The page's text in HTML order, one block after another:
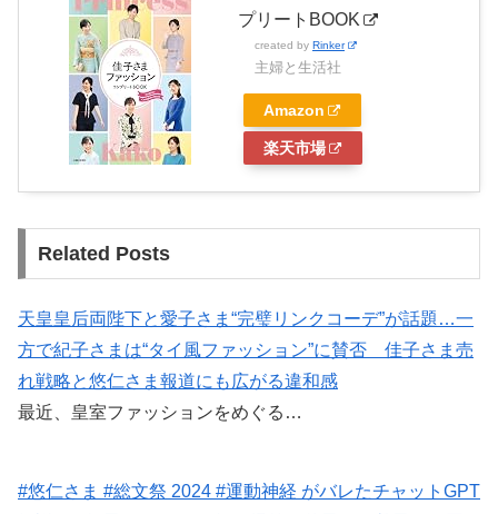
プリートBOOK
created by Rinker
主婦と生活社
Amazon
楽天市場
Related Posts
天皇皇后両陛下と愛子さま“完璧リンクコーデ”が話題…一
方で紀子さまは“タイ風ファッション”に賛否 佳子さま売
れ戦略と悠仁さま報道にも広がる違和感
最近、皇室ファッションをめぐる…
#悠仁さま #総文祭 2024 #運動神経 がバレたチャットGPT